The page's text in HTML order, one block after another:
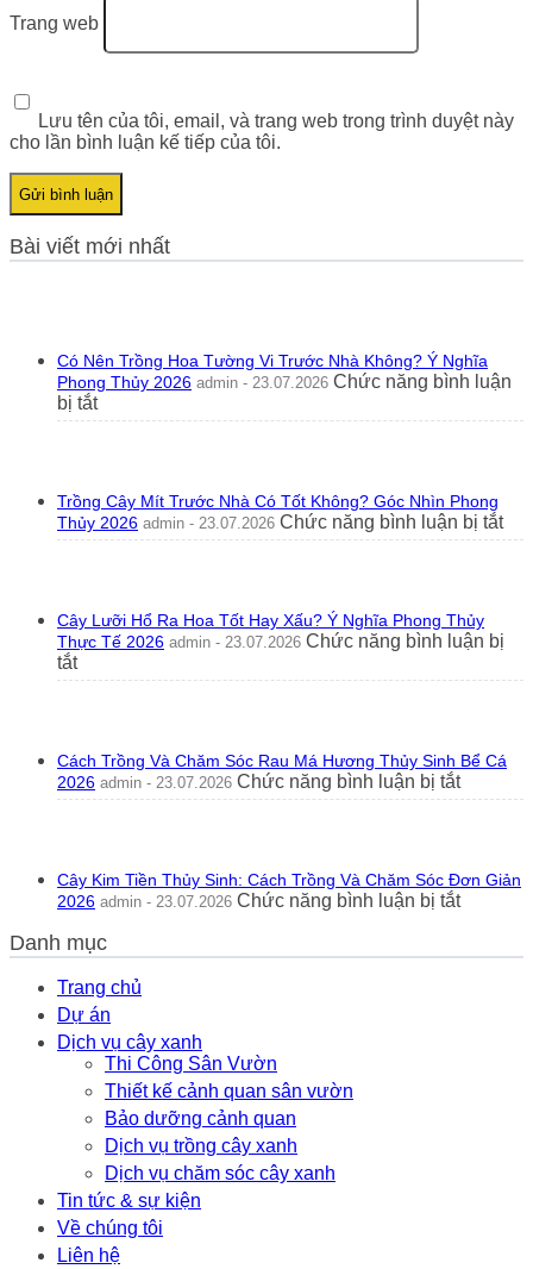
Trang web
Lưu tên của tôi, email, và trang web trong trình duyệt này
cho lần bình luận kế tiếp của tôi.
Bài viết mới nhất
Có Nên Trồng Hoa Tường Vi Trước Nhà Không? Ý Nghĩa
Phong Thủy 2026 admin - 23.07.2026 Chức năng bình luận
bị tắtở
Có
Tường
Vi
Ý
Nghĩa
Thủy
Trồng Cây Mít Trước Nhà Có Tốt Không? Góc Nhìn Phong
Thủy 2026 admin - 23.07.2026 Chức năng bình luận bị tắtở
Có
Cây Lưỡi Hổ Ra Hoa Tốt Hay Xấu? Ý Nghĩa Phong Thủy
Thực Tế 2026 admin - 23.07.2026 Chức năng bình luận bị
tắtở
Cây
Hoa
Tốt
Nghĩa
Phong
Thực
Tế
2026
Cách Trồng Và Chăm Sóc Rau Má Hương Thủy Sinh Bể Cá
2026 admin - 23.07.2026 Chức năng bình luận bị tắtở
Cách
Sóc
Rau
Hương
Cây Kim Tiền Thủy Sinh: Cách Trồng Và Chăm Sóc Đơn Giản
2026 admin - 23.07.2026 Chức năng bình luận bị tắtở
Tiền
Danh mục
Trang chủ
Dự án
Dịch vụ cây xanh
Thi Công Sân Vườn
Thiết kế cảnh quan sân vườn
Bảo dưỡng cảnh quan
Dịch vụ trồng cây xanh
Dịch vụ chăm sóc cây xanh
Tin tức & sự kiện
Về chúng tôi
Liên hệ